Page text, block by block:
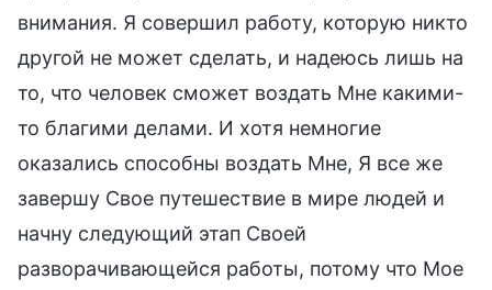
внимания. Я совершил работу, которую никто
другой не может сделать, и надеюсь лишь на
то, что человек сможет воздать Мне какими-
то благими делами. И хотя немногие
оказались способны воздать Мне, Я все же
завершу Свое путешествие в мире людей и
начну следующий этап Своей
разворачивающейся работы, потому что Мое